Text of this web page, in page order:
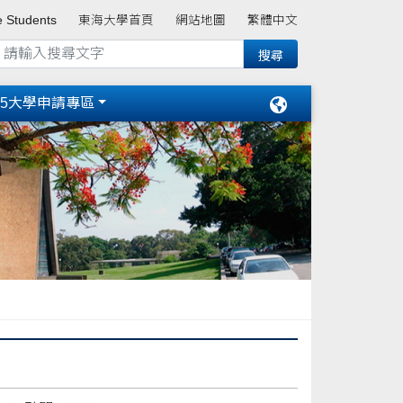
Students 東海大學首頁 網站地圖 繁體中文
大學申請專區